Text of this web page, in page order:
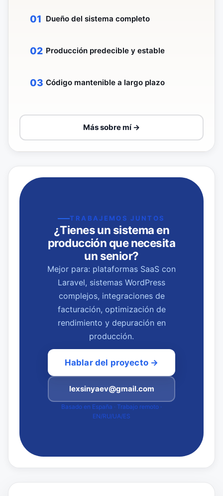
Dueño del sistema completo
Producción predecible y estable
Código mantenible a largo plazo
Más sobre mí →
TRABAJEMOS JUNTOS
¿Tienes un sistema en
producción que necesita
un senior?
Mejor para: plataformas SaaS con
Laravel, sistemas WordPress
complejos, integraciones de
facturación, optimización de
rendimiento y depuración en
producción.
Hablar del proyecto →
lexsinyaev@gmail.com
Basado en España · Trabajo remoto ·
EN/RU/UA/ES